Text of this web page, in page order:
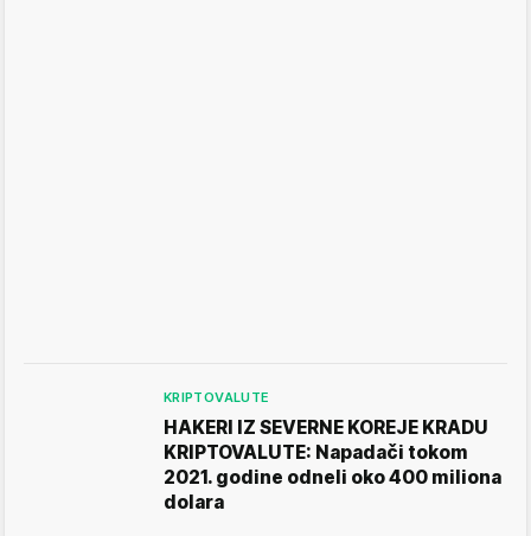
KRIPTOVALUTE
HAKERI IZ SEVERNE KOREJE KRADU
KRIPTOVALUTE: Napadači tokom
2021. godine odneli oko 400 miliona
dolara